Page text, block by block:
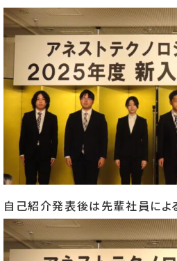
自己紹介発表後は先輩社員によ